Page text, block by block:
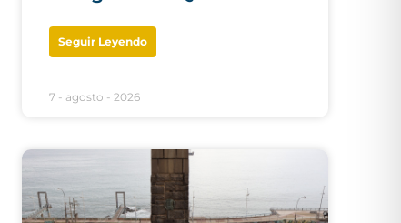
Seguir Leyendo
7 - agosto - 2026